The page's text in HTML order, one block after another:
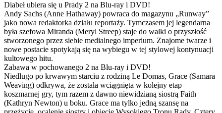
Diabeł ubiera się u Prady 2 na Blu-ray i DVD!
Andy Sachs (Anne Hathaway) powraca do magazynu „Runway”
jako nowa redaktorka działu reportaży. Tymczasem jej legendarna
była szefowa Miranda (Meryl Streep) staje do walki o przyszłość
stworzonego przez siebie medialnego imperium. Znajome twarze i
nowe postacie spotykają się na wybiegu w tej stylowej kontynuacji
kultowego hitu.
Zabawa w pochowanego 2 na Blu-ray i DVD!
Niedługo po krwawym starciu z rodziną Le Domas, Grace (Samara
Weaving) odkrywa, że została wciągnięta w kolejny etap
koszmarnej gry, tym razem z dawno niewidzianą siostrą Faith
(Kathryn Newton) u boku. Grace ma tylko jedną szansę na